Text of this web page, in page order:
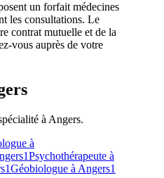
un forfait médecines
les consultations. Le
contrat mutuelle et de la
vous auprès de votre
à Angers.
à
1Psychothérapeute à
1Géobiologue à Angers1